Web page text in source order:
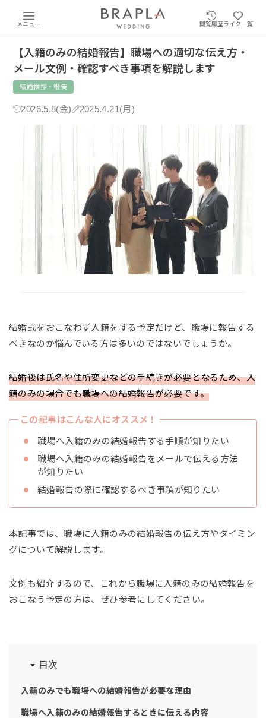
メニュー 閲覧履歴ライク一覧
【入籍のみの結婚報告】職場への適切な伝え方・
メール文例・確認すべき事項を解説します
結婚挨拶・報告
2026.5.8(金) 2025.4.21(月)
結婚式をおこなわず入籍をする予定だけど、職場に報告する
べきなのか悩んでいる方は多いのではないでしょうか。
結婚後は氏名や住所変更などの手続きが必要となるため、入
籍のみの場合でも職場への結婚報告が必要です。
この記事はこんな人にオススメ！
職場へ入籍のみの結婚報告する手順が知りたい
職場へ入籍のみの結婚報告をメールで伝える方法
が知りたい
結婚報告の際に確認するべき事項が知りたい
本記事では、職場に入籍のみの結婚報告の伝え方やタイミン
グについて解説します。
文例も紹介するので、これから職場に入籍のみの結婚報告を
おこなう予定の方は、ぜひ参考にしてください。
目次
入籍のみでも職場への結婚報告が必要な理由
職場へ入籍のみの結婚報告するときに伝える内容